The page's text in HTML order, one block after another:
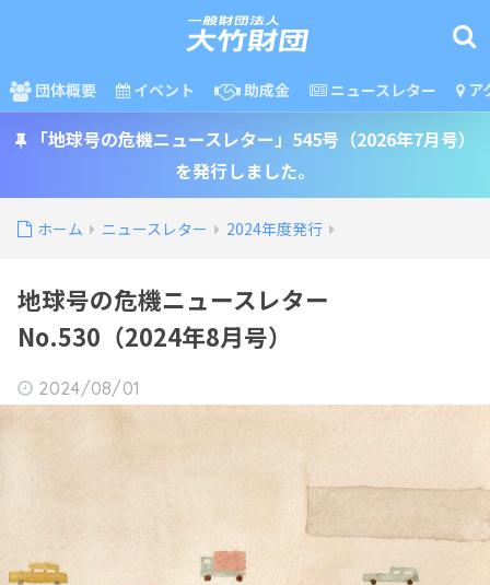
団体概要 イベント 助成金 ニュースレター ア
「地球号の危機ニュースレター」545号（2026年7月号）
を発行しました。
ホーム ニュースレター 2024年度発行
地球号の危機ニュースレター
No.530（2024年8月号）
2024/08/01